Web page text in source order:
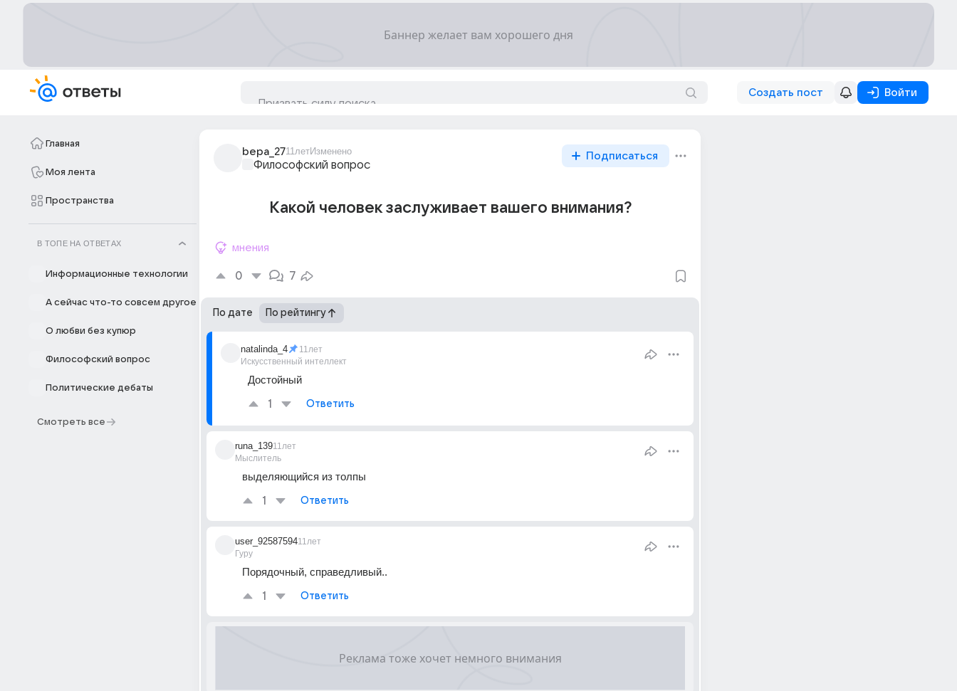
Создать пост Войти
Главная
Моя лента
Пространства
В ТОПЕ НА ОТВЕТАХ
Информационные технологии
А сейчас что-то совсем другое
О любви без купюр
Философский вопрос
Политические дебаты
Смотреть все
bepa_2711летИзменено
Философский вопрос
Подписаться
Какой человек заслуживает вашего внимания?
мнения
0 7
По дате По рейтингу
natalinda_4
Искусственный интеллект
11лет
Достойный
1 Ответить
runa_139
Мыслитель
11лет
выделяющийся из толпы
1 Ответить
user_92587594
Гуру
11лет
Порядочный, справедливый..
1 Ответить